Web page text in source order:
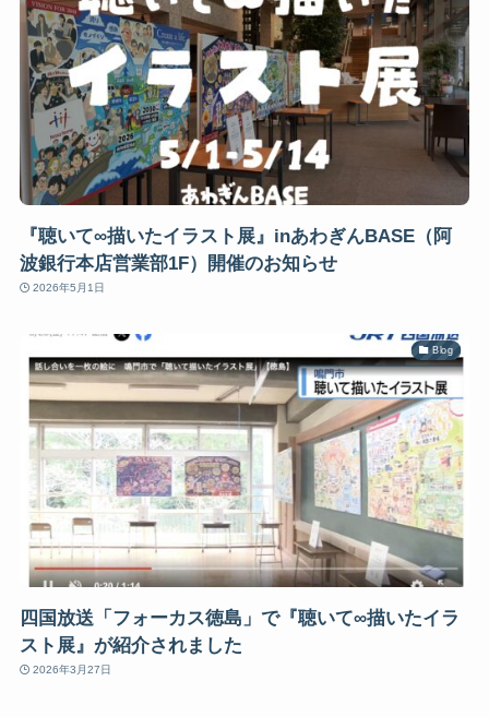
『聴いて∞描いたイラスト展』inあわぎんBASE（阿
波銀行本店営業部1F）開催のお知らせ
2026年5月1日
Blog
四国放送「フォーカス徳島」で『聴いて∞描いたイラ
スト展』が紹介されました
2026年3月27日